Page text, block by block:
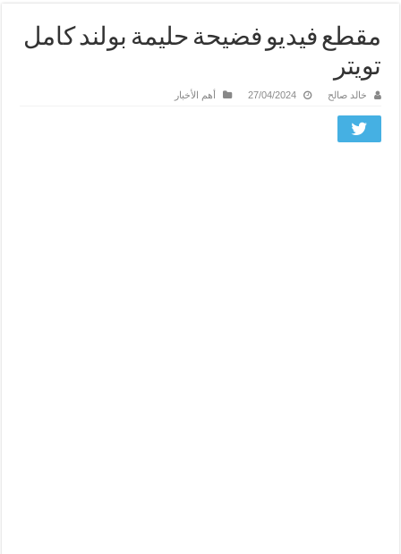
مقطع فيديو فضيحة حليمة بولند كامل
تويتر
خالد صالح 27/04/2024 أهم الأخبار